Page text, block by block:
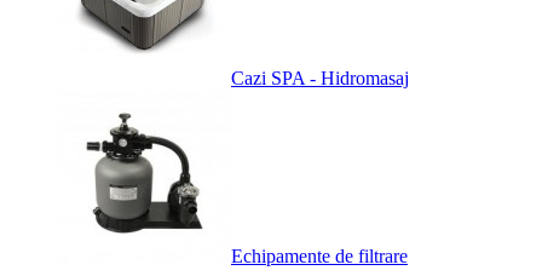
Cazi SPA - Hidromasaj
Echipamente de filtrare